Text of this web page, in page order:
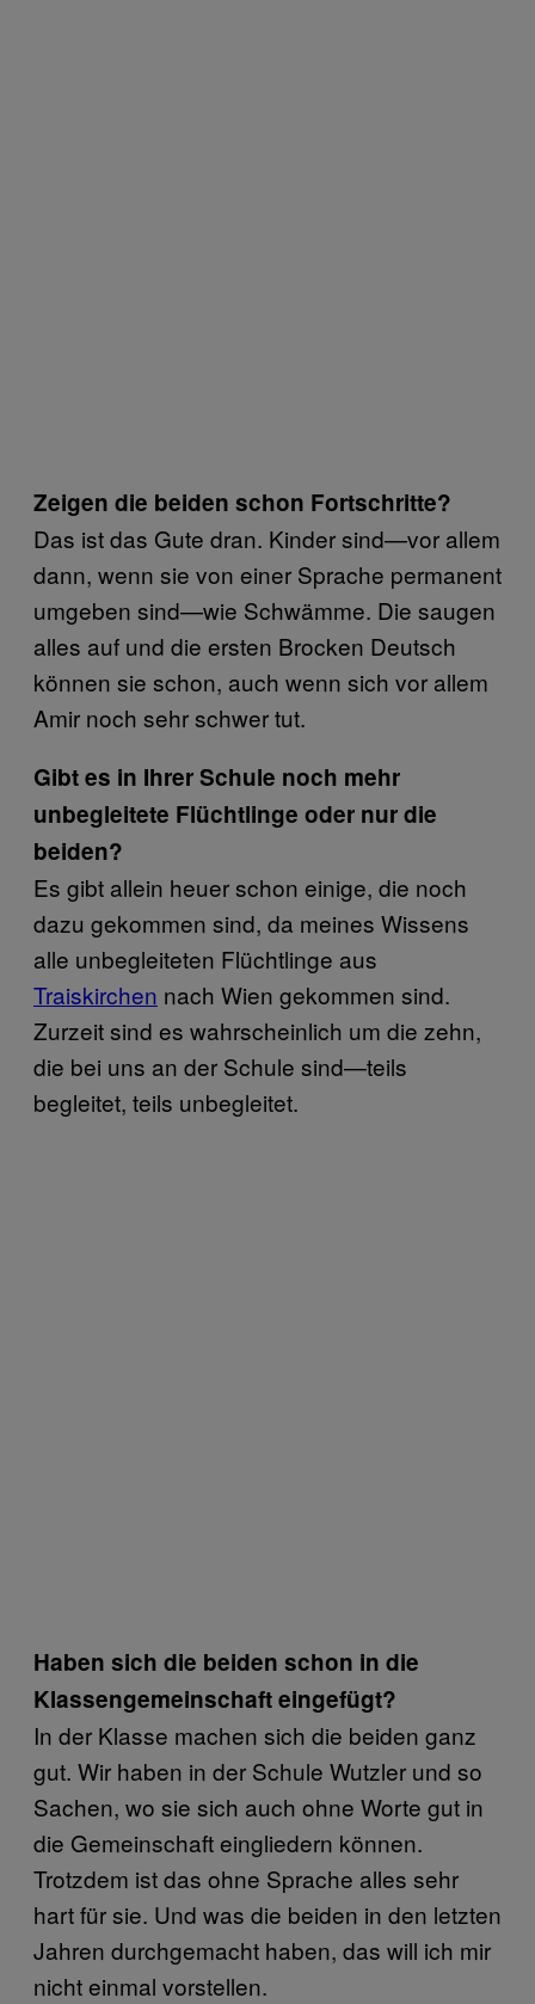
Zeigen die beiden schon Fortschritte?
Das ist das Gute dran. Kinder sind—vor allem
dann, wenn sie von einer Sprache permanent
umgeben sind—wie Schwämme. Die saugen
alles auf und die ersten Brocken Deutsch
können sie schon, auch wenn sich vor allem
Amir noch sehr schwer tut.
Gibt es in Ihrer Schule noch mehr
unbegleitete Flüchtlinge oder nur die
beiden?
Es gibt allein heuer schon einige, die noch
dazu gekommen sind, da meines Wissens
alle unbegleiteten Flüchtlinge aus
Traiskirchen nach Wien gekommen sind.
Zurzeit sind es wahrscheinlich um die zehn,
die bei uns an der Schule sind—teils
begleitet, teils unbegleitet.
Haben sich die beiden schon in die
Klassengemeinschaft eingefügt?
In der Klasse machen sich die beiden ganz
gut. Wir haben in der Schule Wutzler und so
Sachen, wo sie sich auch ohne Worte gut in
die Gemeinschaft eingliedern können.
Trotzdem ist das ohne Sprache alles sehr
hart für sie. Und was die beiden in den letzten
Jahren durchgemacht haben, das will ich mir
nicht einmal vorstellen.